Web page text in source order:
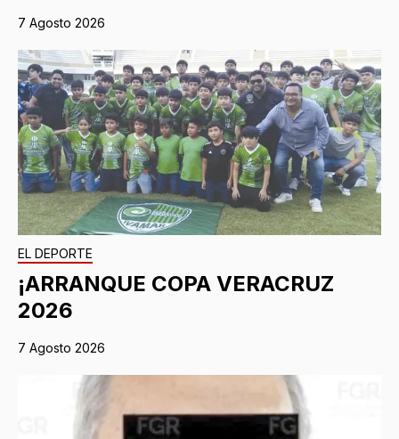
7 Agosto 2026
EL DEPORTE
¡ARRANQUE COPA VERACRUZ
2026
7 Agosto 2026